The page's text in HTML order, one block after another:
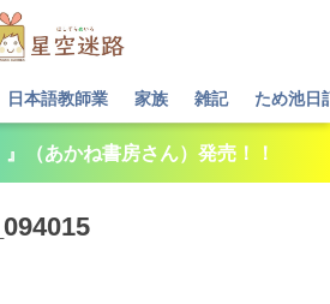
日本語教師業 家族 雑記 ため池日
（あかね書房さん）発売！！